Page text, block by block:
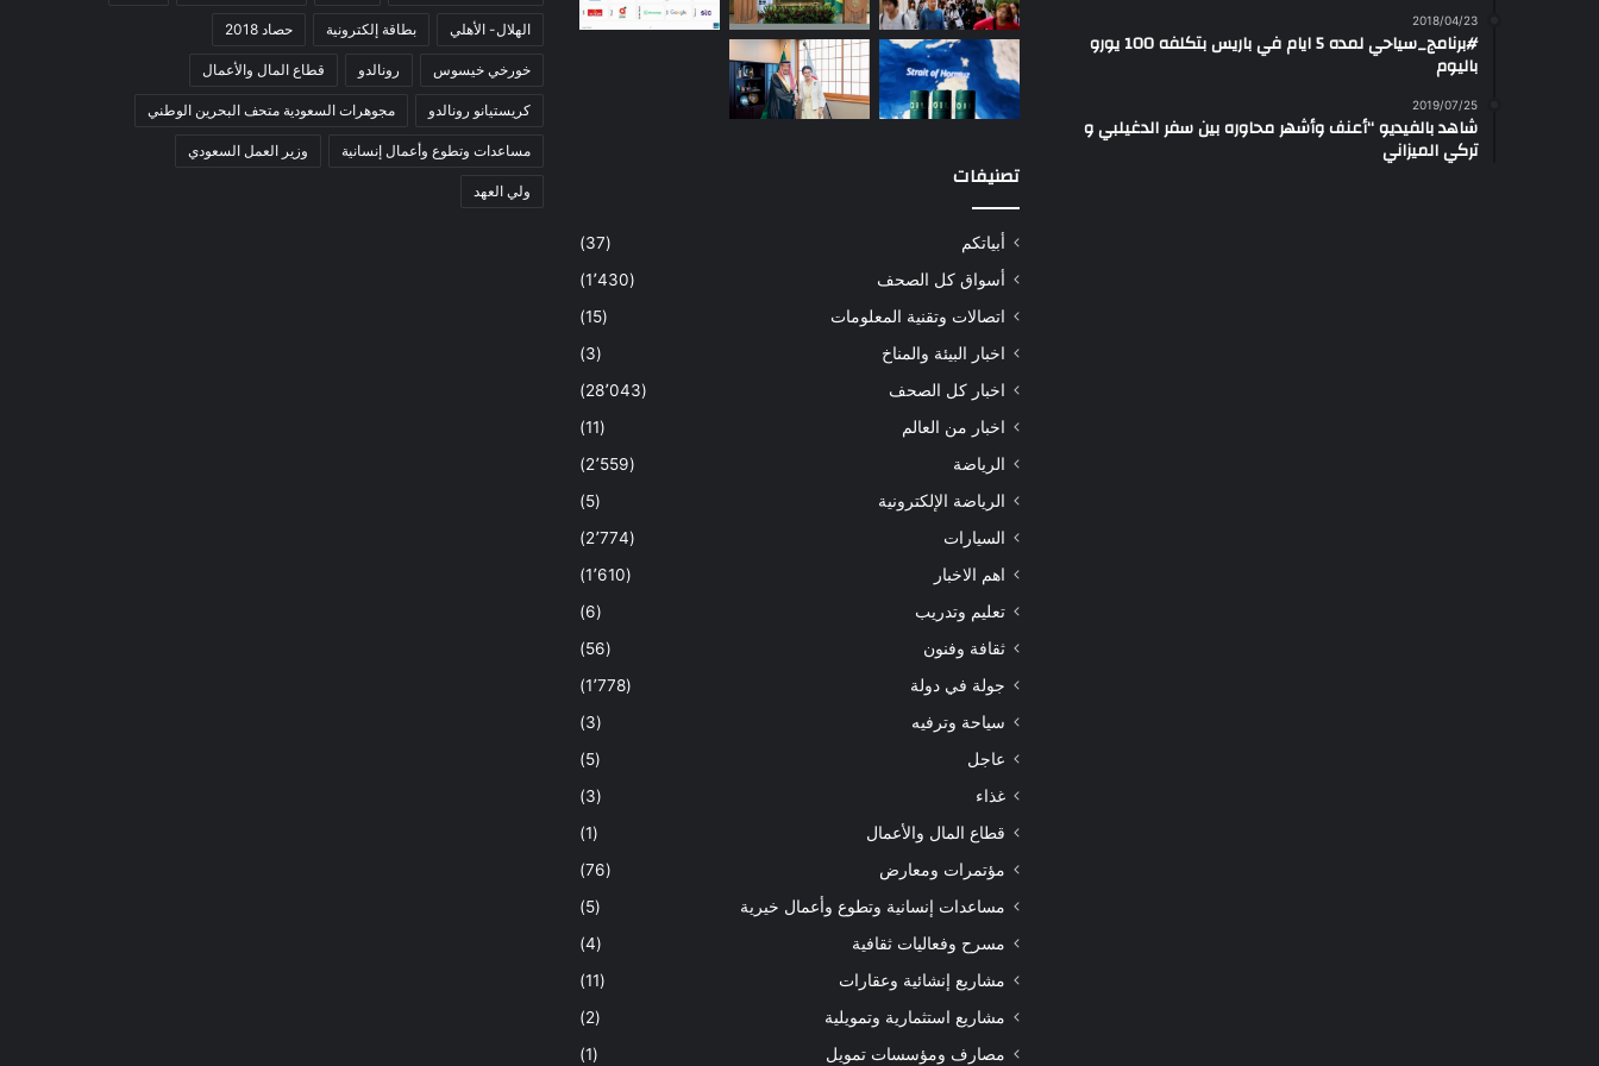
2018/04/23
#برنامج_سياحي لمده 5 ايام في باريس بتكلفه 100 يورو
باليوم
2019/07/25
شاهد بالفيديو “أعنف وأشهر محاوره بين سفر الدغيلبي و
تركي الميزاني
تصنيفات
أبياتكم
(37)
أسواق كل الصحف
(1٬430)
اتصالات وتقنية المعلومات
(15)
اخبار البيئة والمناخ
(3)
اخبار كل الصحف
(28٬043)
اخبار من العالم
(11)
الرياضة
(2٬559)
الرياضة الإلكترونية
(5)
السيارات
(2٬774)
اهم الاخبار
(1٬610)
تعليم وتدريب
(6)
ثقافة وفنون
(56)
جولة في دولة
(1٬778)
سياحة وترفيه
(3)
عاجل
(5)
غذاء
(3)
قطاع المال والأعمال
(1)
مؤتمرات ومعارض
(76)
مساعدات إنسانية وتطوع وأعمال خيرية
(5)
مسرح وفعاليات ثقافية
(4)
مشاريع إنشائية وعقارات
(11)
مشاريع استثمارية وتمويلية
(2)
مصارف ومؤسسات تمويل
(1)
الهلال- الأهلي بطاقة إلكترونية حصاد 2018
خورخي خيسوس رونالدو قطاع المال والأعمال
كريستيانو رونالدو مجوهرات السعودية متحف البحرين الوطني
مساعدات وتطوع وأعمال إنسانية وزير العمل السعودي
ولي العهد